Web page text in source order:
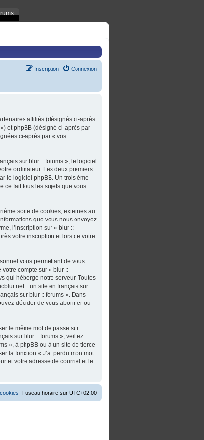
Connexion
Inscription
affiliés (désignés ci-après
et phpBB (désigné ci-après par
ci-après par « vos
sur blur :: forums », le logiciel
ordinateur. Les deux premiers
le logiciel phpBB. Un troisième
ce fait tous les sujets que vous
sorte de cookies, externes au
que vous nous envoyez
l’inscription sur « blur ::
votre inscription et lors de votre
vous permettant de vous
compte sur « blur ::
qui héberge notre serveur. Toutes
:: un site en français sur
sur blur :: forums ». Dans
décider de vous abonner ou
le même mot de passe sur
sur blur :: forums », veillez
», à phpBB ou à un site de tierce
la fonction « J’ai perdu mon mot
et votre adresse de courriel et le
Fuseau horaire sur UTC+02:00